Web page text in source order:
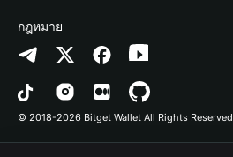
ติดต่อเรา
ทรัพยากรข้อมูลของแบรนด์
อาชีพ
Altcoin Season Index
Prediction Markets
DApp
ลิสต์โปรเจกต์
การตรวจจับการอนุญาต
การตรวจจับสัญญา
การโอนเป็นชุด
Arbitrum
Avalanche
Bitcoin
กฎหมาย
นโยบายความเป็นส่วนตัว
ข้อตกลงในการใช้บริการ
© 2018-2026 Bitget Wallet All Rights Reserved